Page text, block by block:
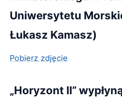
Uniwersytetu
Łukasz Kamasz)
Pobierz zdjęcie
„Horyzont II”